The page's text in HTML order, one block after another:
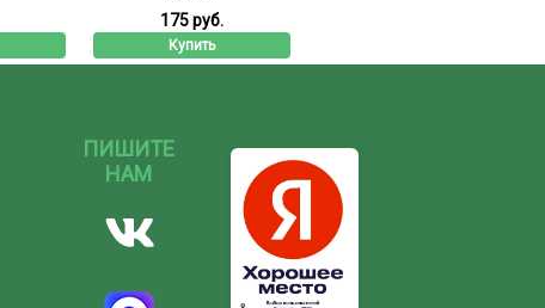
175 руб.
Купить
ПИШИТЕ
НАМ